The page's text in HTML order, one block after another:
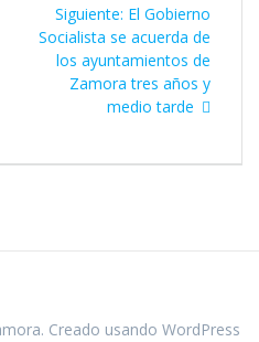
Siguiente: Siguiente
entrada:
El Gobierno
Socialista se acuerda de
los ayuntamientos de
Zamora tres años y
medio tarde
Creado usando WordPress